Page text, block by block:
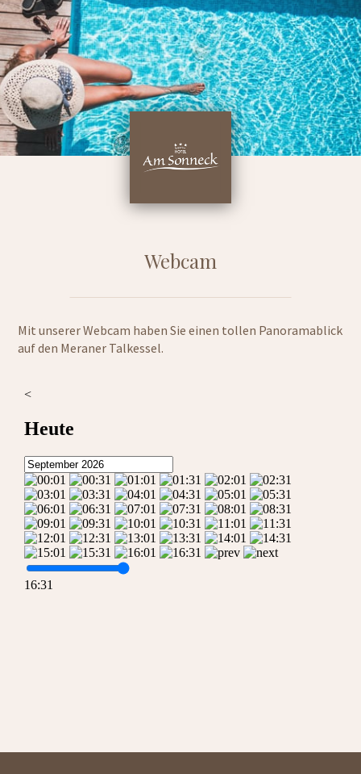
Webcam
Mit unserer Webcam haben Sie einen tollen Panoramablick
auf den Meraner Talkessel.